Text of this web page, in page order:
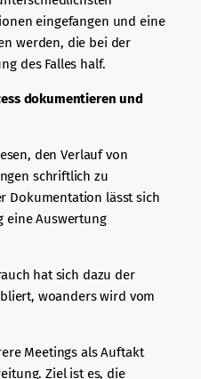
eingefangen und eine
werden, die bei der
des Falles half.
dokumentieren und
den Verlauf von
schriftlich zu
Dokumentation lässt sich
eine Auswertung
hat sich dazu der
woanders wird vom
Meetings als Auftakt
Ziel ist es, die